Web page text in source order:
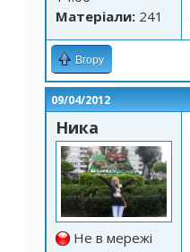
Матеріали: 241
Вгору
09/04/2012
Ника
Не в мережі